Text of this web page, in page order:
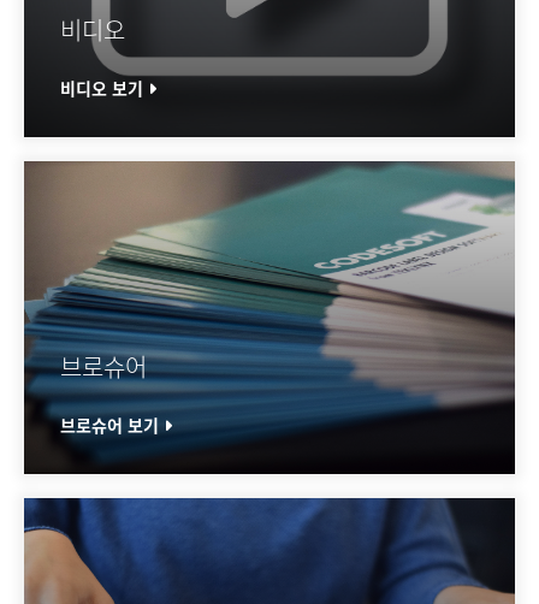
비디오
비디오 보기
브로슈어
브로슈어 보기